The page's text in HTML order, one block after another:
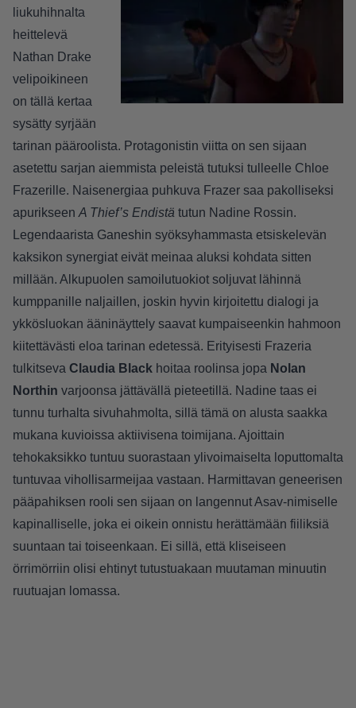
liukuhihnalta
heittelevä
Nathan Drake
velipoikineen
on tällä kertaa
sysätty syrjään
tarinan pääroolista. Protagonistin viitta on sen sijaan
asetettu sarjan aiemmista peleistä tutuksi tulleelle Chloe
Frazerille. Naisenergiaa puhkuva Frazer saa pakolliseksi
apurikseen A Thief’s Endistä tutun Nadine Rossin.
Legendaarista Ganeshin syöksyhammasta etsiskelevän
kaksikon synergiat eivät meinaa aluksi kohdata sitten
millään. Alkupuolen samoilutuokiot soljuvat lähinnä
kumppanille naljaillen, joskin hyvin kirjoitettu dialogi ja
ykkösluokan ääninäyttely saavat kumpaiseenkin hahmoon
kiitettävästi eloa tarinan edetessä. Erityisesti Frazeria
tulkitseva Claudia Black hoitaa roolinsa jopa Nolan
Northin varjoonsa jättävällä pieteetillä. Nadine taas ei
tunnu turhalta sivuhahmolta, sillä tämä on alusta saakka
mukana kuvioissa aktiivisena toimijana. Ajoittain
tehokaksikko tuntuu suorastaan ylivoimaiselta loputtomalta
tuntuvaa vihollisarmeijaa vastaan. Harmittavan geneerisen
pääpahiksen rooli sen sijaan on langennut Asav-nimiselle
kapinalliselle, joka ei oikein onnistu herättämään fiiliksiä
suuntaan tai toiseenkaan. Ei sillä, että kliseiseen
örrimörriin olisi ehtinyt tutustuakaan muutaman minuutin
ruutuajan lomassa.